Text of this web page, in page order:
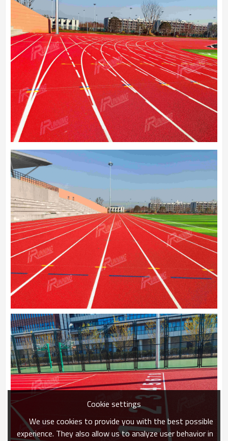
Cookie settings
We use cookies to provide you with the best possible
experience. They also allow us to analyze user behavior in